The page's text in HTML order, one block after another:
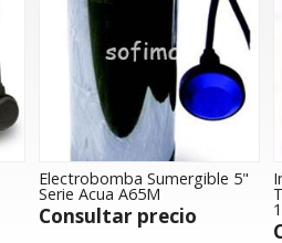
Electrobomba Sumergible 5"
Serie Acua A65M
Consultar precio